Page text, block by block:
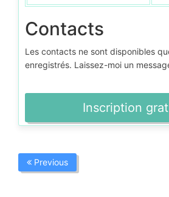
Contacts
Les contacts ne sont disponibles
enregistrés. Laissez-moi un
Inscription
Previous